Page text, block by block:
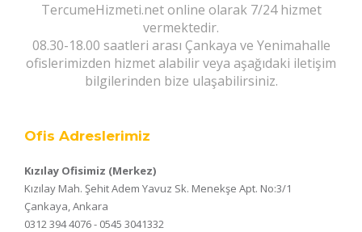
TercumeHizmeti.net online olarak 7/24 hizmet
vermektedir.
08.30-18.00 saatleri arası Çankaya ve Yenimahalle
ofislerimizden hizmet alabilir veya aşağıdaki iletişim
bilgilerinden bize ulaşabilirsiniz.
Ofis Adreslerimiz
Kızılay Ofisimiz (Merkez)
Kızılay Mah. Şehit Adem Yavuz Sk. Menekşe Apt. No:3/1
Çankaya, Ankara
0312 394 4076 - 0545 3041332